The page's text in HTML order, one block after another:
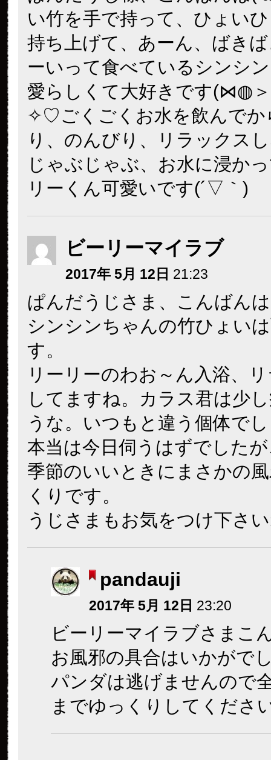
い竹を手で持って、ひょい
持ち上げて、あーん、ばき
ーいって食べているシンシ
愛らしくて大好きです(⋈◍
✧♡ごくごくお水を飲んでか
り、のんびり、リラックス
じゃぶじゃぶ、お水に浸か
リーくん可愛いです(´▽｀)
ビーリーマイラブ
2017年 5月 12日 21:23
ぱんだうじさま、こんばん
シンシンちゃんの竹ひょい
す。
リーリーのわお～ん入浴、
してますね。カラス君は少
うな。いつもと違う個体で
本当は今日伺うはずでした
季節のいいときにまさかの
くりです。
うじさまもお気をつけ下さ
pandauji
2017年 5月 12日 23:20
ビーリーマイラブさまこ
お風邪の具合はいかがで
パンダは逃げませんので
までゆっくりしてくださ